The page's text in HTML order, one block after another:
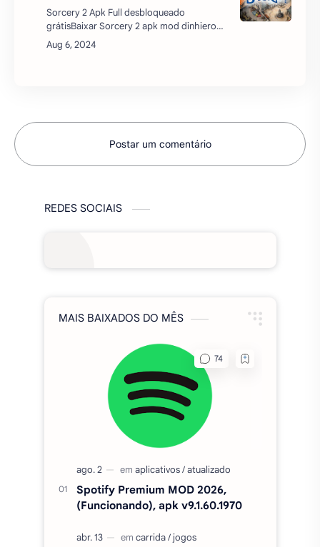
Sorcery 2 Apk Full desbloqueado
grátisBaixar Sorcery 2 apk mod dinhiero
infinito atualizado 2022 apk mediafire – um
jogo interativo com elementos de RPG.
Postar um comentário
REDES SOCIAIS
MAIS BAIXADOS DO MÊS
Spotify Premium MOD 2026,
(Funcionando), apk v9.1.60.1970